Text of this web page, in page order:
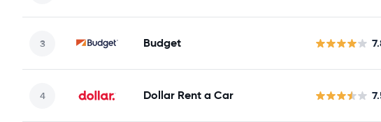
Budget
Dollar Rent a Car